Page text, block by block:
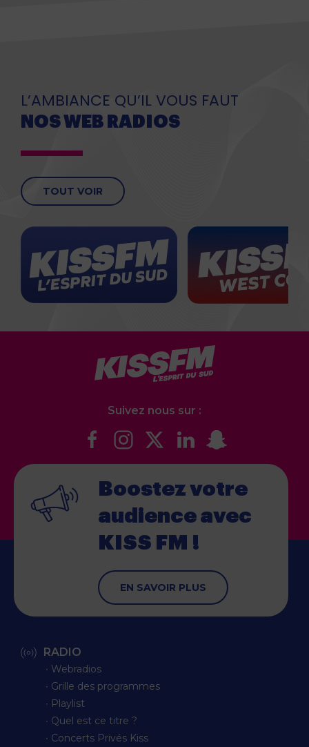
L’AMBIANCE QU’IL VOUS FAUT
NOS WEB RADIOS
TOUT VOIR
Suivez nous sur :
Boostez votre
audience avec
KISS FM !
EN SAVOIR PLUS
RADIO
∙ Webradios
∙ Grille des programmes
∙ Playlist
∙ Quel est ce titre ?
∙ Concerts Privés Kiss